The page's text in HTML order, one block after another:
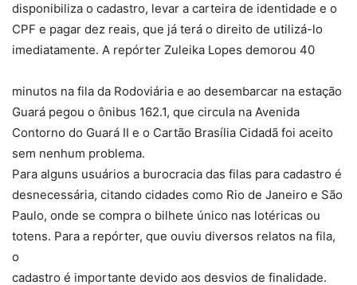
disponibiliza o cadastro, levar a carteira de identidade e o
CPF e pagar dez reais, que já terá o direito de utilizá-lo
imediatamente. A repórter Zuleika Lopes demorou 40
minutos na fila da Rodoviária e ao desembarcar na estação
Guará pegou o ônibus 162.1, que circula na Avenida
Contorno do Guará II e o Cartão Brasília Cidadã foi aceito
sem nenhum problema.
Para alguns usuários a burocracia das filas para cadastro é
desnecessária, citando cidades como Rio de Janeiro e São
Paulo, onde se compra o bilhete único nas lotéricas ou
totens. Para a repórter, que ouviu diversos relatos na fila,
o
cadastro é importante devido aos desvios de finalidade.